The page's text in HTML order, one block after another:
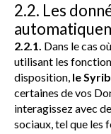
2.2. Les
2.2.1. Dans le cas
utilisant les
disposition, le
certaines de vos
interagissez avec
sociaux, tel que les